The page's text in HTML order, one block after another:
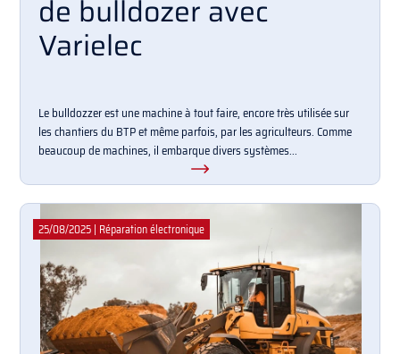
de bulldozer avec
Varielec
Le bulldozzer est une machine à tout faire, encore très utilisée sur
les chantiers du BTP et même parfois, par les agriculteurs. Comme
beaucoup de machines, il embarque divers systèmes...
25/08/2025 | Réparation électronique